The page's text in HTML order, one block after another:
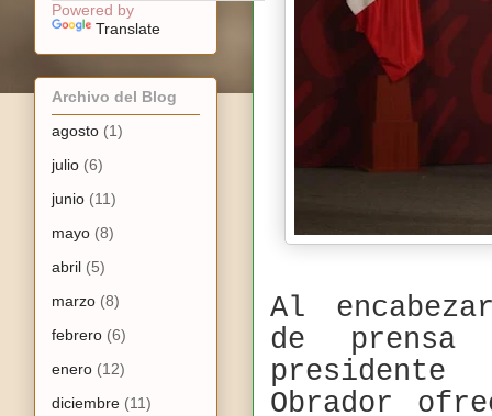
Al
de
Obrador
Powered by
Translate
Archivo del Blog
agosto (1)
julio (6)
junio (11)
mayo (8)
abril (5)
marzo (8)
febrero (6)
enero (12)
diciembre (11)